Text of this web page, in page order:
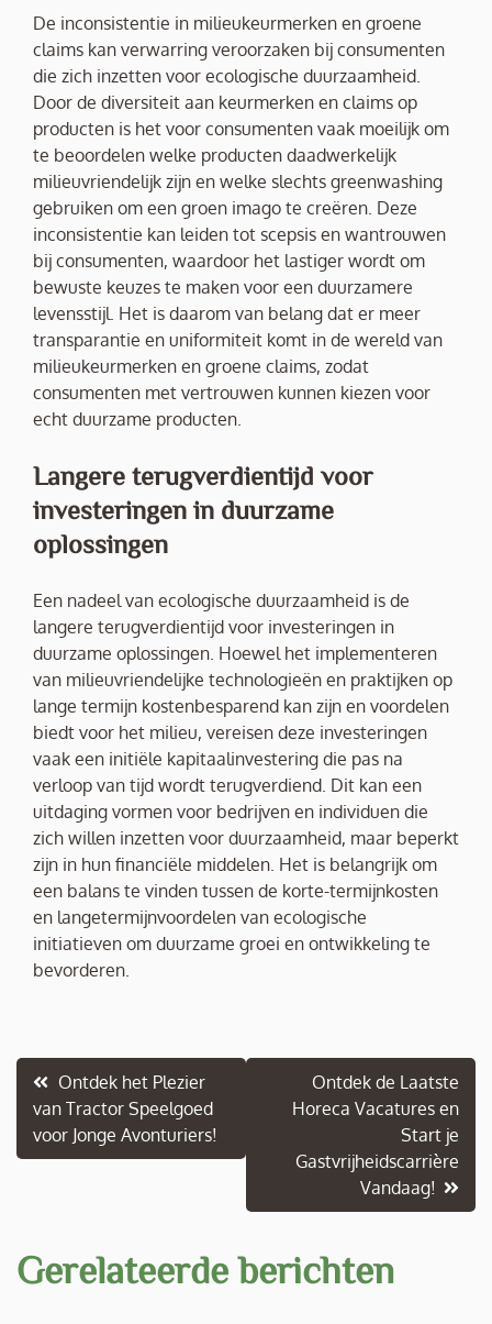
De inconsistentie in milieukeurmerken en groene
claims kan verwarring veroorzaken bij consumenten
die zich inzetten voor ecologische duurzaamheid.
Door de diversiteit aan keurmerken en claims op
producten is het voor consumenten vaak moeilijk om
te beoordelen welke producten daadwerkelijk
milieuvriendelijk zijn en welke slechts greenwashing
gebruiken om een groen imago te creëren. Deze
inconsistentie kan leiden tot scepsis en wantrouwen
bij consumenten, waardoor het lastiger wordt om
bewuste keuzes te maken voor een duurzamere
levensstijl. Het is daarom van belang dat er meer
transparantie en uniformiteit komt in de wereld van
milieukeurmerken en groene claims, zodat
consumenten met vertrouwen kunnen kiezen voor
echt duurzame producten.
Langere terugverdientijd voor
investeringen in duurzame
oplossingen
Een nadeel van ecologische duurzaamheid is de
langere terugverdientijd voor investeringen in
duurzame oplossingen. Hoewel het implementeren
van milieuvriendelijke technologieën en praktijken op
lange termijn kostenbesparend kan zijn en voordelen
biedt voor het milieu, vereisen deze investeringen
vaak een initiële kapitaalinvestering die pas na
verloop van tijd wordt terugverdiend. Dit kan een
uitdaging vormen voor bedrijven en individuen die
zich willen inzetten voor duurzaamheid, maar beperkt
zijn in hun financiële middelen. Het is belangrijk om
een balans te vinden tussen de korte-termijnkosten
en langetermijnvoordelen van ecologische
initiatieven om duurzame groei en ontwikkeling te
bevorderen.
Berichtnavigatie
Ontdek het Plezier
van Tractor Speelgoed
voor Jonge Avonturiers!
Ontdek de Laatste
Horeca Vacatures en
Start je
Gastvrijheidscarrière
Vandaag!
Gerelateerde berichten